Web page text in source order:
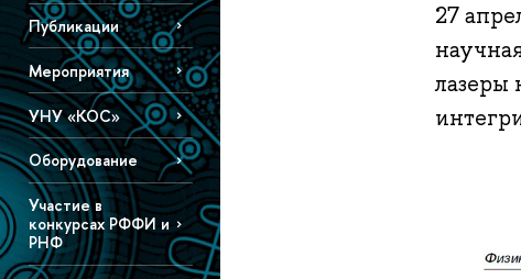
Публикации
Мероприятия
УНУ «КОС»
Оборудование
Участие в
конкурсах РФФИ и
РНФ
27
лазеры